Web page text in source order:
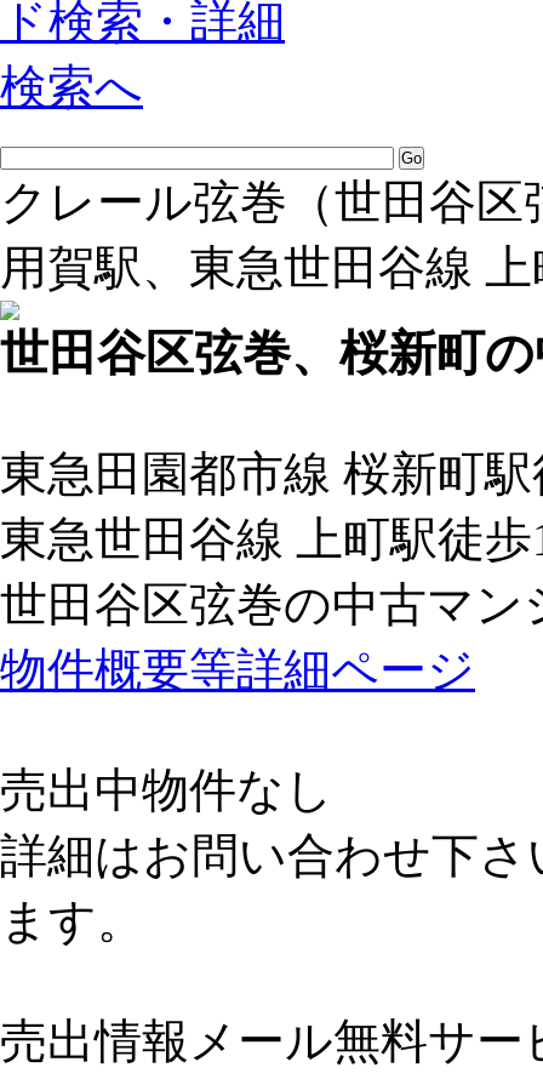
クレール弦巻（世田谷
用賀駅、東急世田谷線
世田谷区弦巻、桜新町
東急田園都市線 桜新町
東急世田谷線 上町駅徒歩
世田谷区弦巻の中古マ
物件概要等詳細ページ
売出中物件なし
詳細はお問い合わせ下
ます。
売出情報メール無料サ